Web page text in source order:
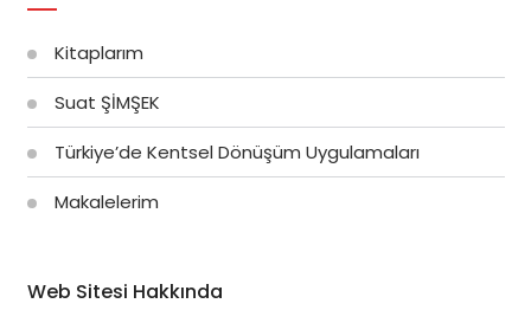
Kitaplarım
Suat ŞİMŞEK
Türkiye’de Kentsel Dönüşüm Uygulamaları
Makalelerim
Web Sitesi Hakkında